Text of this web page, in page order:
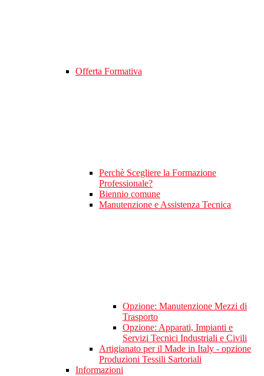
Offerta Formativa
Perchè Scegliere la Formazione
Professionale?
Biennio comune
Manutenzione e Assistenza Tecnica
Opzione: Manutenzione Mezzi di
Trasporto
Opzione: Apparati, Impianti e
Servizi Tecnici Industriali e Civili
Artigianato per il Made in Italy - opzione
Produzioni Tessili Sartoriali
Informazioni